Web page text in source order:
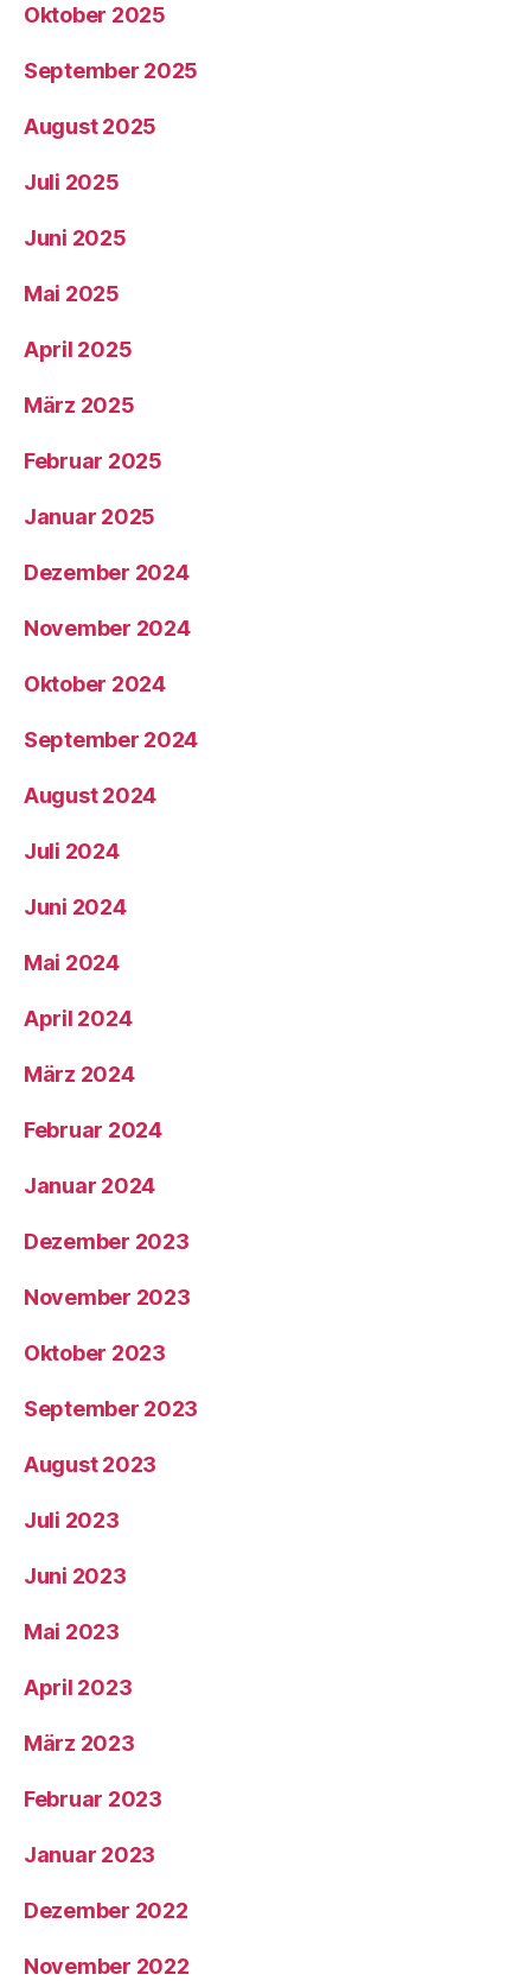
Oktober 2025
September 2025
August 2025
Juli 2025
Juni 2025
Mai 2025
April 2025
März 2025
Februar 2025
Januar 2025
Dezember 2024
November 2024
Oktober 2024
September 2024
August 2024
Juli 2024
Juni 2024
Mai 2024
April 2024
März 2024
Februar 2024
Januar 2024
Dezember 2023
November 2023
Oktober 2023
September 2023
August 2023
Juli 2023
Juni 2023
Mai 2023
April 2023
März 2023
Februar 2023
Januar 2023
Dezember 2022
November 2022